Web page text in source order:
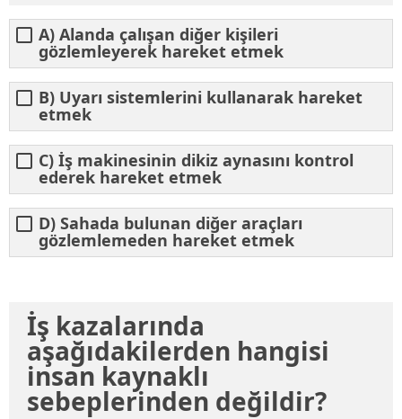
A) Alanda çalışan diğer kişileri
gözlemleyerek hareket etmek
B) Uyarı sistemlerini kullanarak hareket
etmek
C) İş makinesinin dikiz aynasını kontrol
ederek hareket etmek
D) Sahada bulunan diğer araçları
gözlemlemeden hareket etmek
İş kazalarında
aşağıdakilerden hangisi
insan kaynaklı
sebeplerinden değildir?